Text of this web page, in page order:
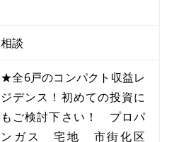
相談
★全6戸のコンパクト収益レ
ジデンス！初めての投資に
もご検討下さい！ プロパ
ンガス 宅地 市街化区